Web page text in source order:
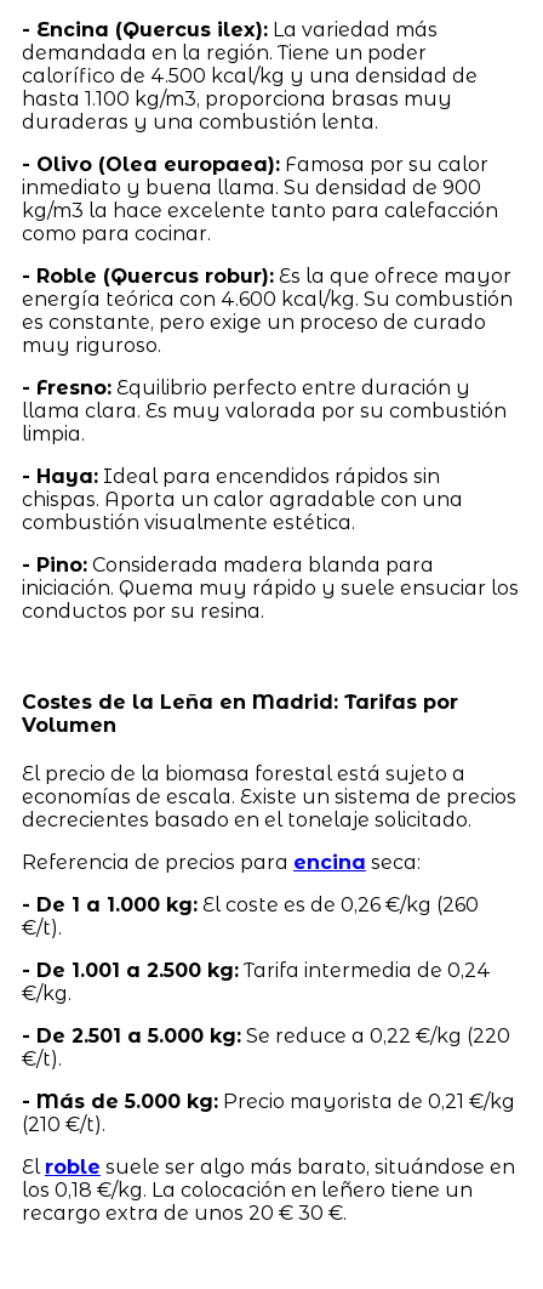
- Encina (Quercus ilex):La variedad más
demandada en la región. Tiene un poder
calorífico de 4.500 kcal/kg y una densidad de
hasta 1.100 kg/m3, proporciona brasas muy
duraderas y una combustión lenta.
- Olivo (Olea europaea):Famosa por su calor
inmediato y buena llama. Su densidad de 900
kg/m3 la hace excelente tanto para calefacción
como para cocinar.
- Roble (Quercus robur):Es la que ofrece mayor
energía teórica con 4.600 kcal/kg. Su combustión
es constante, pero exige un proceso de curado
muy riguroso.
- Fresno:Equilibrio perfecto entre duración y
llama clara. Es muy valorada por su combustión
limpia.
- Haya:Ideal para encendidos rápidos sin
chispas. Aporta un calor agradable con una
combustión visualmente estética.
- Pino:Considerada madera blanda para
iniciación. Quema muy rápido y suele ensuciar los
conductos por su resina.
Costes de la Leña en Madrid: Tarifas por
Volumen
El precio de la biomasa forestal está sujeto a
economías de escala. Existe un sistema de precios
decrecientes basado en el tonelaje solicitado.
Referencia de precios para encina seca:
- De 1 a 1.000 kg:El coste es de 0,26 €/kg (260
€/t).
- De 1.001 a 2.500 kg:Tarifa intermedia de 0,24
€/kg.
- De 2.501 a 5.000 kg:Se reduce a 0,22 €/kg (220
€/t).
- Más de 5.000 kg:Precio mayorista de 0,21 €/kg
(210 €/t).
El roble suele ser algo más barato, situándose en
los 0,18 €/kg. La colocación en leñero tiene un
recargo extra de unos 20 € 30 €.